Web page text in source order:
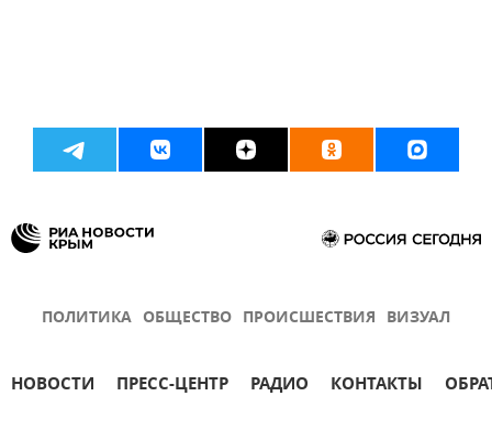
ПОЛИТИКА ОБЩЕСТВО ПРОИСШЕСТВИЯ ВИЗУАЛ
НОВОСТИ ПРЕСС-ЦЕНТР РАДИО КОНТАКТЫ